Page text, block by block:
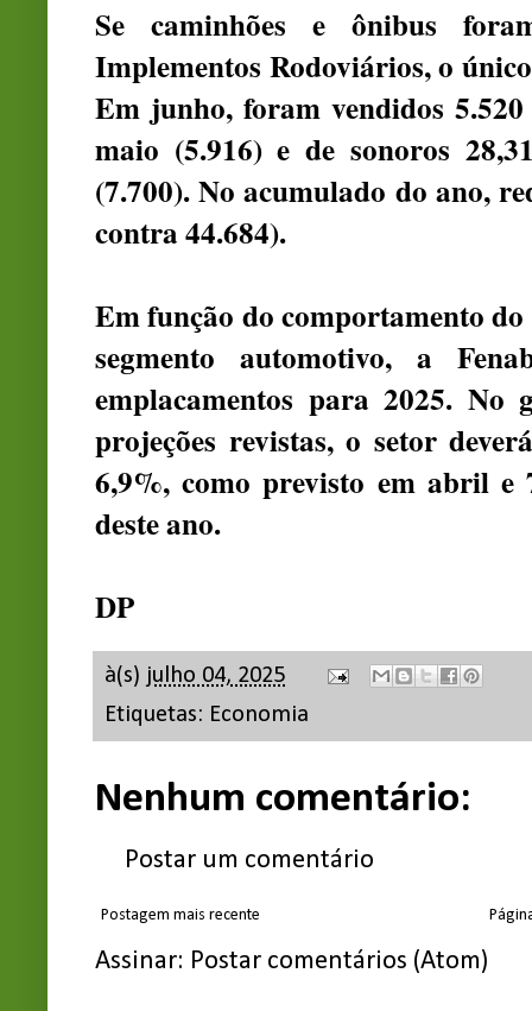
Se caminhões e ônibus
Implementos Rodoviários, o
Em junho, foram vendidos
maio (5.916) e de sonoros
(7.700). No acumulado do ano,
contra 44.684).
Em função do comportamento do
segmento automotivo, a
emplacamentos para 2025. No
projeções revistas, o setor
6,9%, como previsto em abril
deste ano.
DP
à(s) julho 04, 2025
Etiquetas: Economia
Nenhum comentário:
Postar um comentário
Postagem mais recente
Assinar: Postar comentários (Atom)